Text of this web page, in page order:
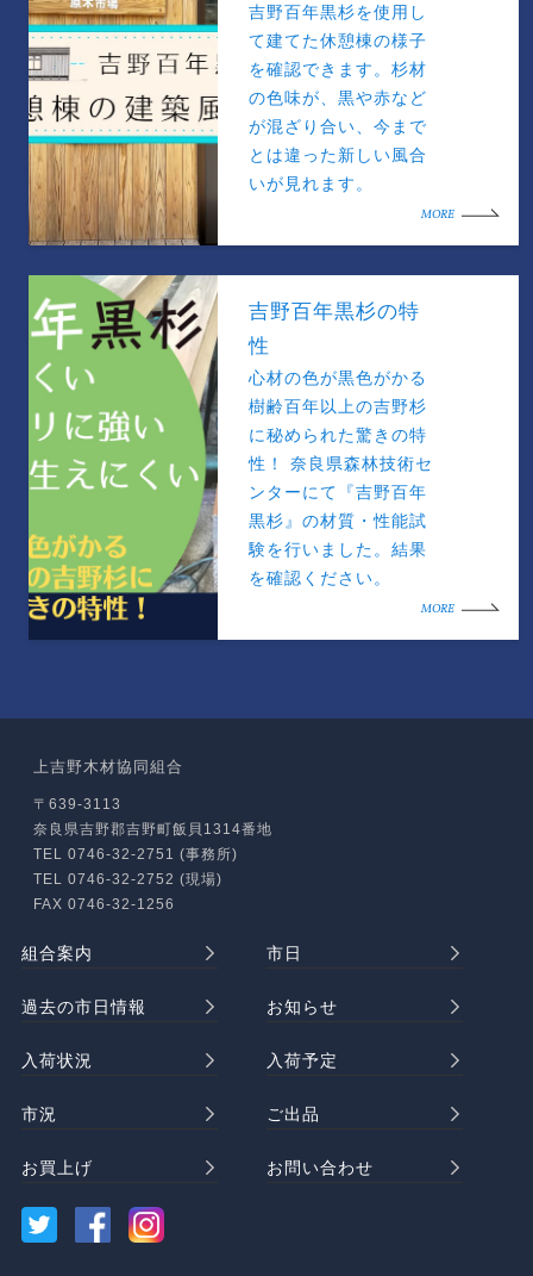
吉野百年黒杉を使用し
て建てた休憩棟の様子
を確認できます。杉材
の色味が、黒や赤など
が混ざり合い、今まで
とは違った新しい風合
いが見れます。
MORE
吉野百年黒杉の特
性
心材の色が黒色がかる
樹齢百年以上の吉野杉
に秘められた驚きの特
性！ 奈良県森林技術セ
ンターにて『吉野百年
黒杉』の材質・性能試
験を行いました。結果
を確認ください。
MORE
上吉野木材協同組合
〒639-3113
奈良県吉野郡吉野町飯貝1314番地
TEL 0746-32-2751 (事務所)
TEL 0746-32-2752 (現場)
FAX 0746-32-1256
組合案内 市日
過去の市日情報 お知らせ
入荷状況 入荷予定
市況 ご出品
お買上げ お問い合わせ